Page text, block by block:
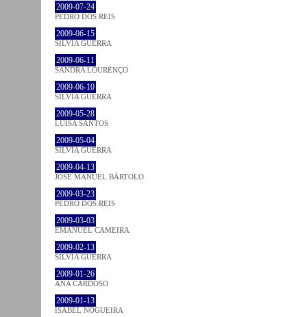
2009-07-24
PEDRO DOS REIS
2009-06-15
SÍLVIA GUERRA
2009-06-11
SANDRA LOURENÇO
2009-06-10
SÍLVIA GUERRA
2009-05-28
LUÍSA SANTOS
2009-05-04
SÍLVIA GUERRA
2009-04-13
JOSÉ MANUEL BÁRTOLO
2009-03-23
PEDRO DOS REIS
2009-03-03
EMANUEL CAMEIRA
2009-02-13
SÍLVIA GUERRA
2009-01-26
ANA CARDOSO
2009-01-13
ISABEL NOGUEIRA